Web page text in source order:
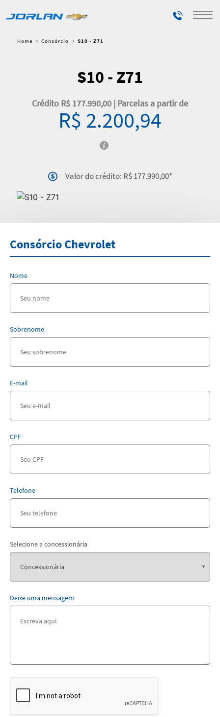
Telefones
Home Consórcio S10 - Z71
S10 - Z71
Crédito R$ 177.990,00 | Parcelas a partir de
R$ 2.200,94
Valor do crédito: R$ 177.990,00*
Consórcio Chevrolet
Nome
Sobrenome
E-mail
CPF
Telefone
Selecione a concessionária
Deixe uma mensagem